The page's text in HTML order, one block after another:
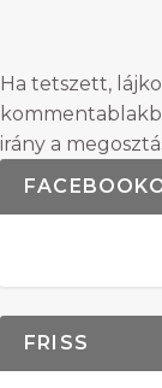
Ha tetszett,
irány a
FRISS